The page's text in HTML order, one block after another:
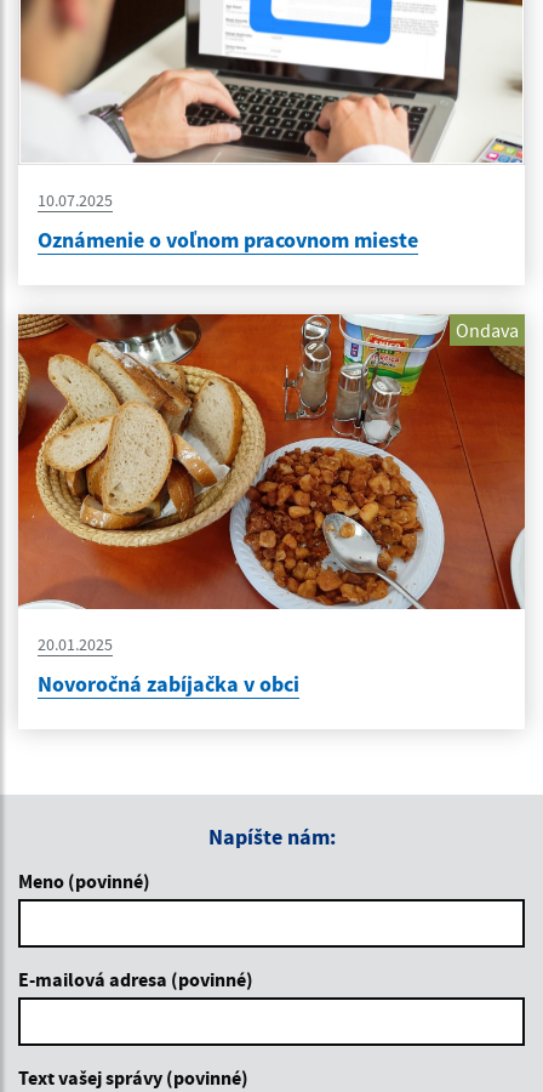
10.07.2025
Oznámenie o voľnom pracovnom mieste
Ondava
20.01.2025
Novoročná zabíjačka v obci
Napíšte nám:
Meno (povinné)
E-mailová adresa (povinné)
Text vašej správy (povinné)